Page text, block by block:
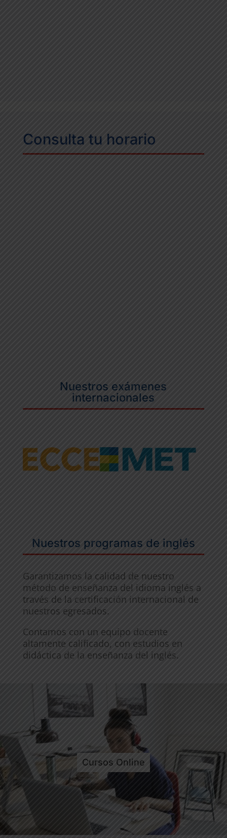
Consulta tu horario
Nuestros exámenes
internacionales
Nuestros programas de inglés
Garantizamos la calidad de nuestro
método de enseñanza del idioma inglés a
través de la certificación internacional de
nuestros egresados.
Contamos con un equipo docente
altamente calificado, con estudios en
didáctica de la enseñanza del inglés.
Cursos Online